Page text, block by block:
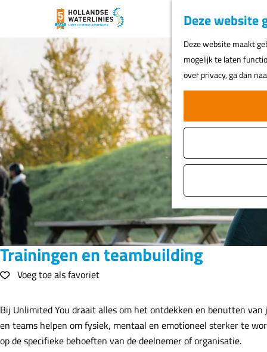
Deze website
Deze website maakt
mogelijk te laten
over privacy, ga dan
a
a
r
d
e
h
o
m
e
p
a
g
e
Trainingen en teambuilding
Voeg toe als favorietVoeg toe als favoriet
Bij Unlimited You draait alles om het ontdekken en benutten
en teams helpen om fysiek, mentaal en emotioneel sterker te
op de specifieke behoeften van de deelnemer of organisatie.